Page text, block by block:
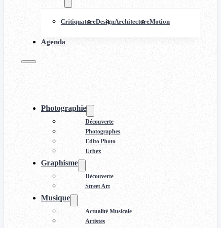
CritiquatureDesignArchitectureMotion
Agenda
Photographie
Découverte
Photographes
Edito Photo
Urbex
Graphisme
Découverte
Street Art
Musique
Actualité Musicale
Artistes